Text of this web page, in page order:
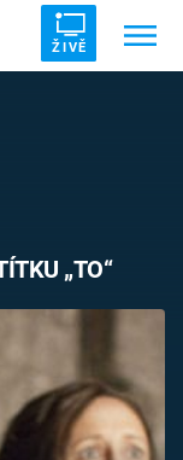
ŽIVĚ
VÁLKA
„TO“